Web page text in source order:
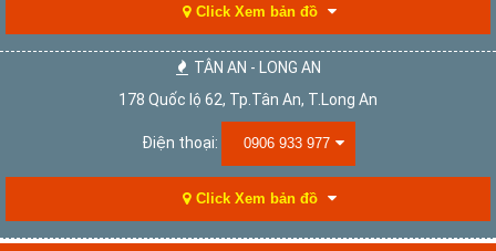
Click Xem bản đồ
TÂN AN - LONG AN
178 Quốc lộ 62, Tp.Tân An, T.Long An
Điện thoại: 0906 933 977
Click Xem bản đồ